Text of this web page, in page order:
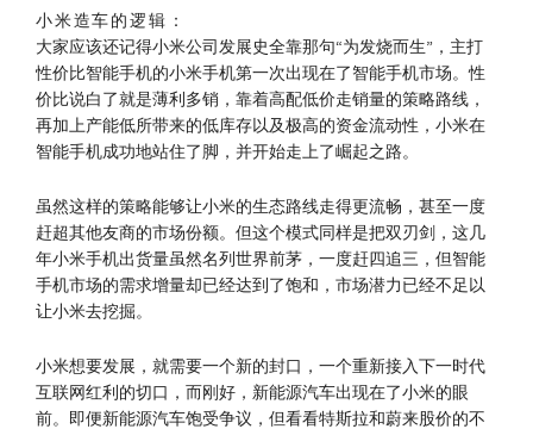
小米造车的逻辑：
大家应该还记得小米公司发展史全靠那句“为发烧而生”，主打
性价比智能手机的小米手机第一次出现在了智能手机市场。性
价比说白了就是薄利多销，靠着高配低价走销量的策略路线，
再加上产能低所带来的低库存以及极高的资金流动性，小米在
智能手机成功地站住了脚，并开始走上了崛起之路。
虽然这样的策略能够让小米的生态路线走得更流畅，甚至一度
赶超其他友商的市场份额。但这个模式同样是把双刃剑，这几
年小米手机出货量虽然名列世界前茅，一度赶四追三，但智能
手机市场的需求增量却已经达到了饱和，市场潜力已经不足以
让小米去挖掘。
小米想要发展，就需要一个新的封口，一个重新接入下一时代
互联网红利的切口，而刚好，新能源汽车出现在了小米的眼
前。即便新能源汽车饱受争议，但看看特斯拉和蔚来股价的不